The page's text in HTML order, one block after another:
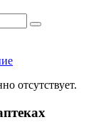
отсутствует.